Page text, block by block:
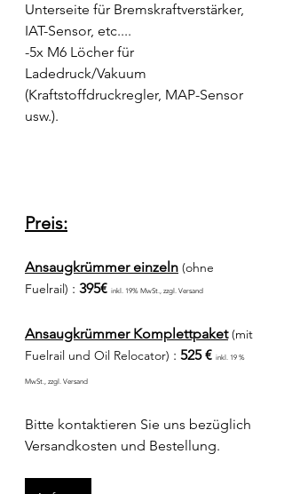
Unterseite für Bremskraftverstärker,
IAT-Sensor, etc....
-5x M6 Löcher für
Ladedruck/Vakuum
(Kraftstoffdruckregler, MAP-Sensor
usw.).
Preis:
Ansaugkrümmer einzeln (ohne
Fuelrail) : 395€ inkl. 19% MwSt., zzgl. Versand
Ansaugkrümmer Komplettpaket (mit
Fuelrail und Oil Relocator) : 525 € inkl. 19 %
MwSt., zzgl. Versand
Bitte kontaktieren Sie uns bezüglich
Versandkosten und Bestellung.